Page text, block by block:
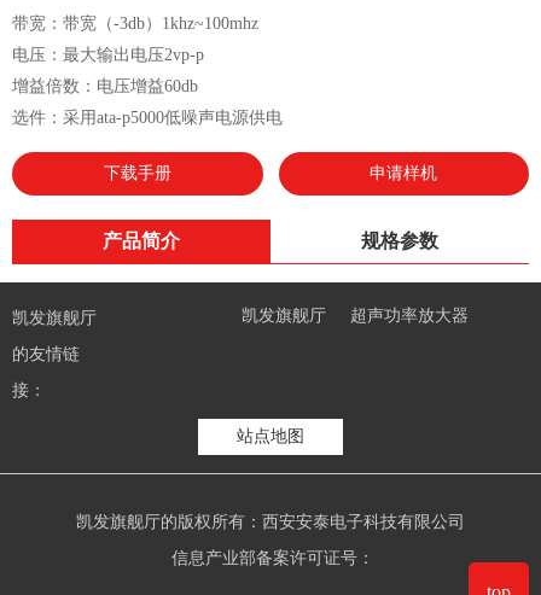
带宽：带宽（-3db）1khz~100mhz
电压：最大输出电压2vp-p
增益倍数：电压增益60db
选件：采用ata-p5000低噪声电源供电
下载手册 申请样机
产品简介 规格参数
凯发旗舰厅
的友情链
接：
凯发旗舰厅
超声功率放大器
站点地图
凯发旗舰厅的版权所有：西安安泰电子科技有限公司
信息产业部备案许可证号：